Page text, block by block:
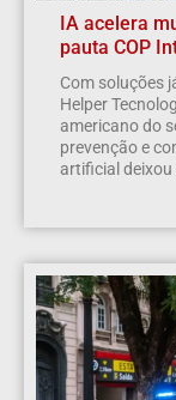
IA acelera
pauta COP
Com soluções
Helper
americano do
prevenção e
artificial deixou